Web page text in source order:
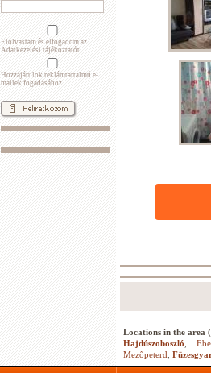
Elolvastam és elfogadom az
Adatkezelési tájékoztatót
Hozzájárulok reklámtartalmú e-
mailek fogadásához.
Locations in the area
Hajdúszoboszló
Mezőpeterd